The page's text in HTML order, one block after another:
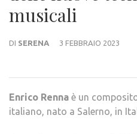
musicali
DI SERENA 3 FEBBRAIO 2023
Enrico Renna è un
italiano, nato a Salerno, in